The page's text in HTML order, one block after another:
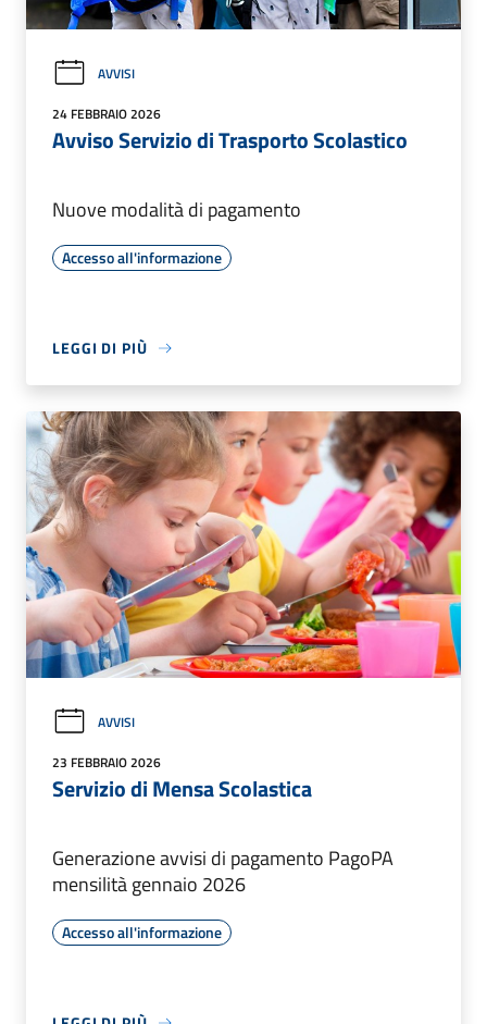
AVVISI
24 FEBBRAIO 2026
Avviso Servizio di Trasporto Scolastico
Nuove modalità di pagamento
Accesso all'informazione
LEGGI DI PIÙ
AVVISI
23 FEBBRAIO 2026
Servizio di Mensa Scolastica
Generazione avvisi di pagamento PagoPA
mensilità gennaio 2026
Accesso all'informazione